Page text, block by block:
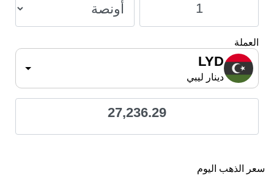
العملة
LYD
دينار ليبي
27,236.29
سعر الذهب اليوم